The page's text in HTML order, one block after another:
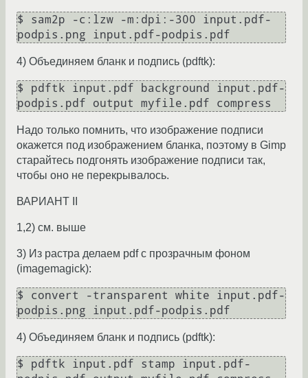
$ sam2p -c:lzw -m:dpi:-300 input.pdf-
4) Объединяем бланк и подпись (pdftk):
$ pdftk input.pdf background input.pdf-
Надо только помнить, что изображение подписи
окажется под изображением бланка, поэтому в Gimp
старайтесь подгонять изображение подписи так,
чтобы оно не перекрывалось.
ВАРИАНТ II
1,2) см. выше
3) Из растра делаем pdf с прозрачным фоном
(imagemagick):
$ convert -transparent white input.pdf-
4) Объединяем бланк и подпись (pdftk):
$ pdftk input.pdf stamp input.pdf-